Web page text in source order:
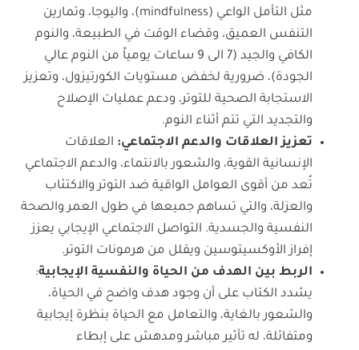
مثل التأمل الواعي (mindfulness)، واليوجا، وتمارين
التنفس العميق، وقضاء الوقت في الطبيعة، والنوم
الكافي والجيد (7 الى 9 ساعات يومياً من النوم عالي
الجودة)، ضرورية لخفض مستويات الكورتيزول، وتعزيز
الاستجابة الصحية للتوتر، ودعم عمليات الإصلاح
والتجديد التي تتم أثناء النوم.
تعزيز العلاقات والدعم الاجتماعي: العلاقات
الإنسانية القوية، والشعور بالانتماء، والدعم الاجتماعي
تُعد من أقوى العوامل الواقية ضد التوتر والاكتئاب
والعزلة، والتي تساهم جميعها في طول العمر والصحة
النفسية والجسدية. التواصل الاجتماعي الإيجابي يعزز
إفراز الأوكسيتوسين ويقلل من هرمونات التوتر.
الربط بين الهدف من الحياة والنفسية الإيجابية:
يشدد الكتاب على أن وجود هدف واضح في الحياة،
والشعور بالغاية، والتعامل مع الحياة بنظرة إيجابية
ومتفائلة، له تأثير مباشر ومدهش على إبطاء